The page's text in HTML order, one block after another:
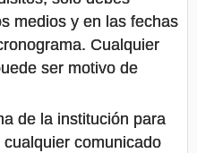
medios y en las fechas
Cualquier
ser motivo de
de la institución para
comunicado